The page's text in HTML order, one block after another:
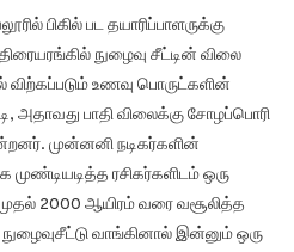
பிகில் பட தயாரிப்பாளருக்கு
நுழைவு சீட்டின் விலை
விற்கப்படும் உணவு பொருட்களின்
அதாவது பாதி விலைக்கு சோழப்பொரி
முன்னனி நடிகர்களின்
ரசிகர்களிடம் ஒரு
முதல் 2000 ஆயிரம் வரை வசூலித்த
வாங்கினால் இன்னும் ஒரு